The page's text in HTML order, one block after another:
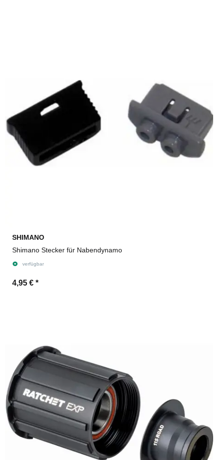
SHIMANO
Shimano Stecker für Nabendynamo
verfügbar
4,95 € *